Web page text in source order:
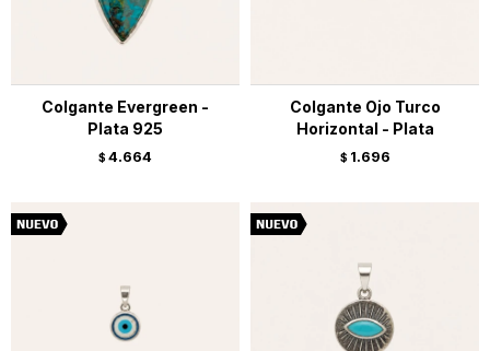
Colgante Evergreen -
Plata 925
$ 4.664
Colgante Ojo Turco
Horizontal - Plata
$ 1.696